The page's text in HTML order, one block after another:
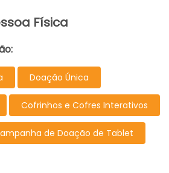
Física
Doação Única
Cofrinhos e Cofres Interativos
de Doação de Tablet